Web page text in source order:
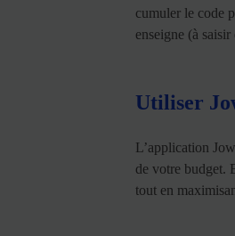
cumuler le code
enseigne (à
Utiliser
L’application
de votre budget.
tout en